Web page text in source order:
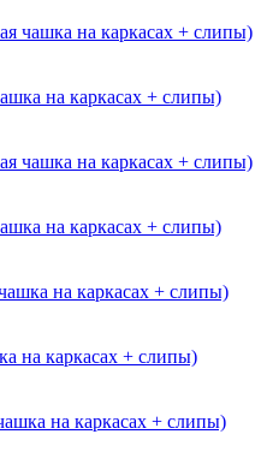
на каркасах + слипы)
на каркасах + слипы)
на каркасах + слипы)